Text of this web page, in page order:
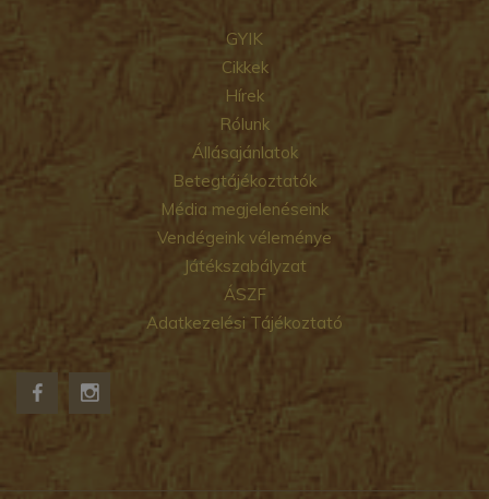
GYIK
Cikkek
Hírek
Rólunk
Állásajánlatok
Betegtájékoztatók
Média megjelenéseink
Vendégeink véleménye
Játékszabályzat
ÁSZF
Adatkezelési Tájékoztató